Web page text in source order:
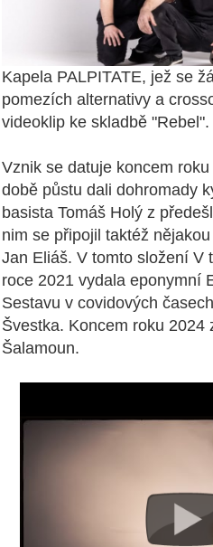
Kapela PALPITATE, jež se
pomezích alternativy a
videoklip ke skladbě "Rebel".
Vznik se datuje koncem
době půstu dali dohromady
basista Tomáš Holý z
nim se připojil taktéž
Jan Eliáš. V tomto složení V
roce 2021 vydala eponymní
Sestavu v covidových
Švestka. Koncem roku 2024
Šalamoun.